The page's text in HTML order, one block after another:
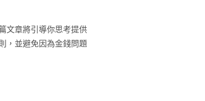
文章將引導你思考提供
，並避免因為金錢問題